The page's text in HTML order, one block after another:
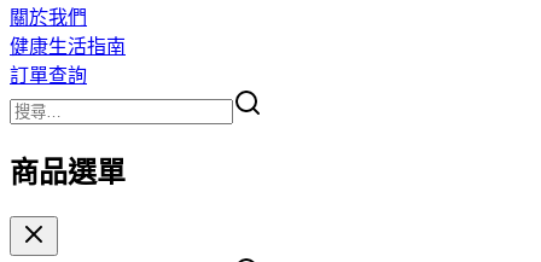
關於我們
健康生活指南
訂單查詢
商品選單